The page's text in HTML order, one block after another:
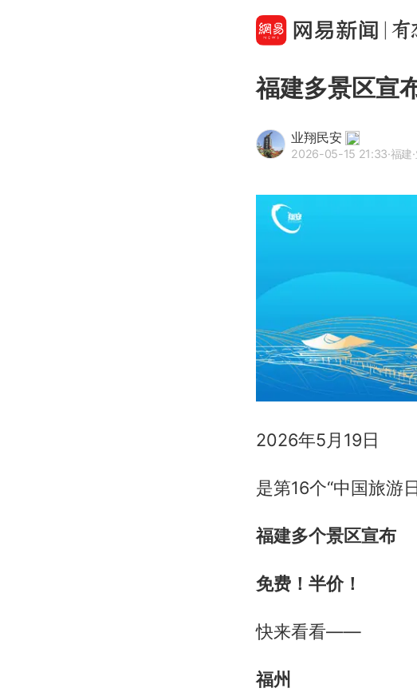
福建多景区宣
业翔民安
2026-05-15 21:33·福建
2026年5月19日
是第16个“中国旅游
福建多个景区宣布
免费！半价！
快来看看——
福州